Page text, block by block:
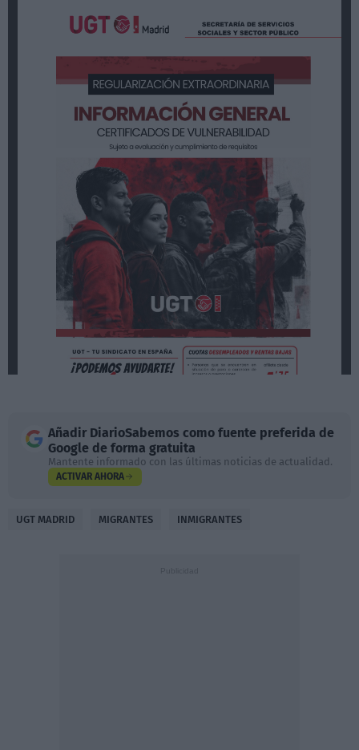
Añadir DiarioSabemos como fuente preferida de
Google de forma gratuita
Mantente informado con las últimas noticias de actualidad.
ACTIVAR AHORA
UGT MADRID MIGRANTES INMIGRANTES